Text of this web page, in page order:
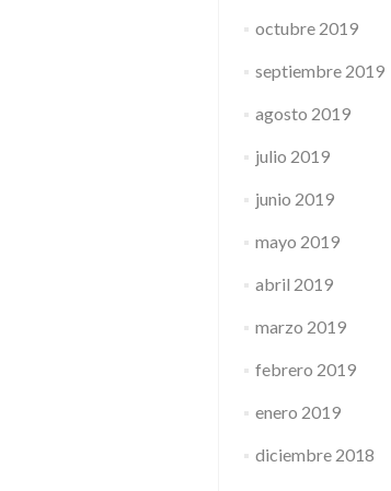
octubre 2019
septiembre 2019
agosto 2019
julio 2019
junio 2019
mayo 2019
abril 2019
marzo 2019
febrero 2019
enero 2019
diciembre 2018